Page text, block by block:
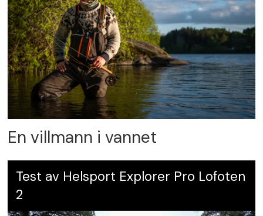
En villmann i vannet
Test av Helsport Explorer Pro Lofoten
2